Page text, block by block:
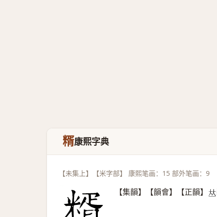
糈康熙字典
【未集上】【米字部】 康熙笔画：15 部外笔画：9
【集韻】【韻會】【正韻】 𠀤